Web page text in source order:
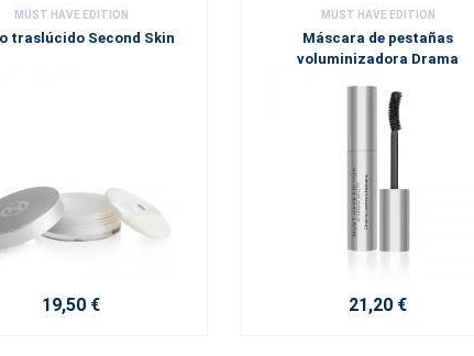
MUST HAVE EDITION
traslúcido Second Skin
19,50 €
MUST HAVE EDITION
Máscara de pestañas
voluminizadora Drama
21,20 €